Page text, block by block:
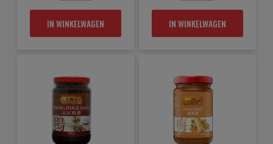
IN WINKELWAGEN IN WINKELWAGEN